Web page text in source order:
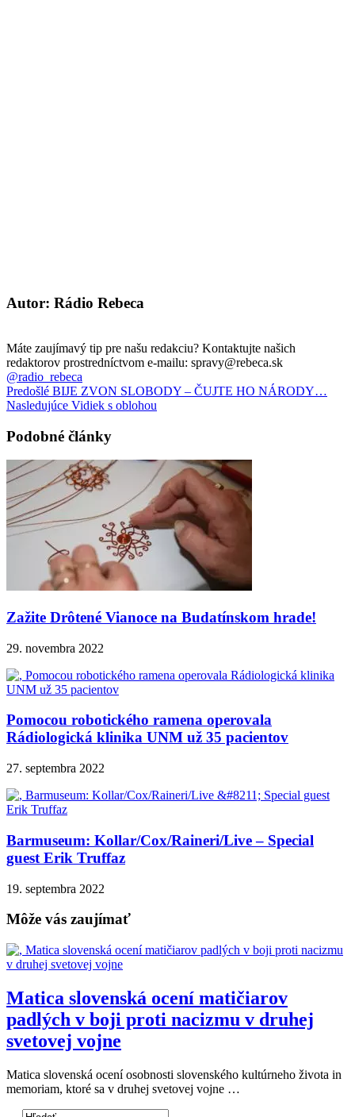
Autor: Rádio Rebeca
Máte zaujímavý tip pre našu redakciu? Kontaktujte našich
redaktorov prostredníctvom e-mailu: spravy@rebeca.sk
@radio_rebeca
Predošlé BIJE ZVON SLOBODY – ČUJTE HO NÁRODY…
Nasledujúce Vidiek s oblohou
Podobné články
Zažite Drôtené Vianoce na Budatínskom hrade!
29. novembra 2022
Pomocou robotického ramena operovala
Rádiologická klinika UNM už 35 pacientov
27. septembra 2022
Barmuseum: Kollar/Cox/Raineri/Live – Special
guest Erik Truffaz
19. septembra 2022
Môže vás zaujímať
Matica slovenská ocení matičiarov
padlých v boji proti nacizmu v druhej
svetovej vojne
Matica slovenská ocení osobnosti slovenského kultúrneho života in
memoriam, ktoré sa v druhej svetovej vojne …